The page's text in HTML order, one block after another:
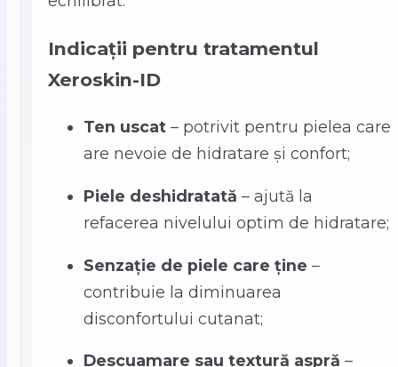
Indicații pentru tratamentul
Xeroskin-ID
Ten uscat– potrivit pentru pielea care
are nevoie de hidratare și confort;
Piele deshidratată – ajută la
refacerea nivelului optim de hidratare;
Senzație de piele care ține –
contribuie la diminuarea
disconfortului cutanat;
Descuamare sau textură aspră –